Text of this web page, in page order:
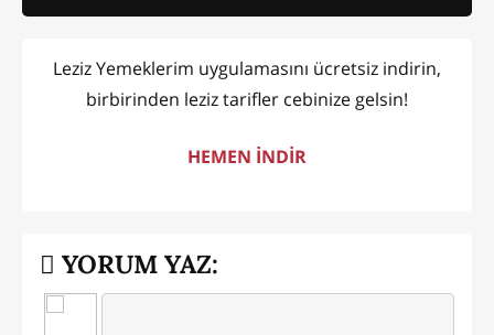
Leziz Yemeklerim uygulamasını ücretsiz indirin,
birbirinden leziz tarifler cebinize gelsin!
HEMEN İNDİR
YORUM YAZ: